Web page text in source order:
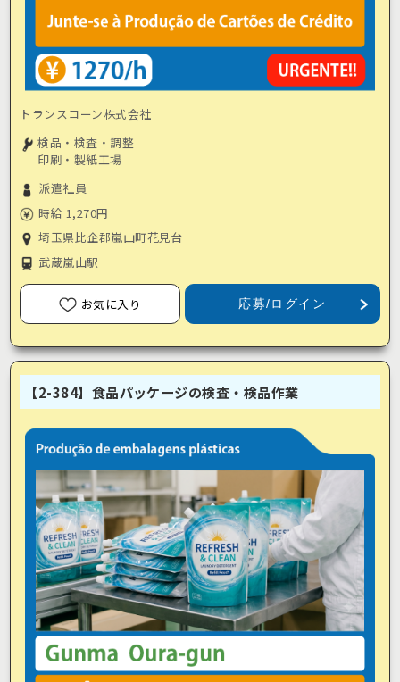
トランスコーン株式会社
検品・検査・調整
印刷・製紙工場
派遣社員
時給 1,270円
埼玉県比企郡嵐山町花見台
武蔵嵐山駅
お気に入り 応募/ログイン
【2-384】食品パッケージの検査・検品作業